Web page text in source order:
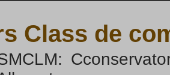
Class de